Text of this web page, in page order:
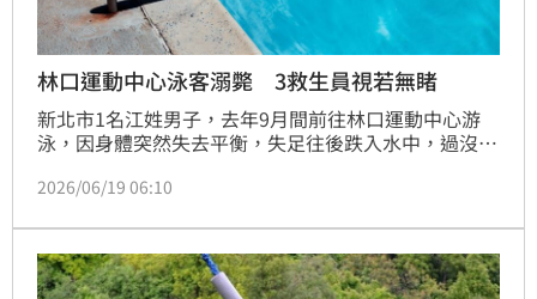
林口運動中心泳客溺斃 3救生員視若無睹
新北市1名江姓男子，去年9月間前往林口運動中心游
泳，因身體突然失去平衡，失足往後跌入水中，過沒多
開泳池，直到熱心泳客將江男拖往岸邊，眾人拼命呼喊
急救後仍宣告不治。新北地院依過失致死罪各判3人6月
徒刑，得易科罰金。
2026/06/19 06:10